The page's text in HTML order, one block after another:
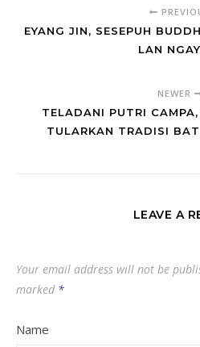
EYANG JIN, SESEPUH
LAN
NEWER
TELADANI PUTRI
TULARKAN TRADISI
LEAVE A
Your email address will not be
marked *
Name